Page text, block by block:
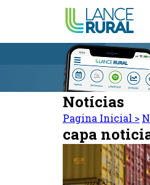
Notícias
Pagina Inicial >
capa